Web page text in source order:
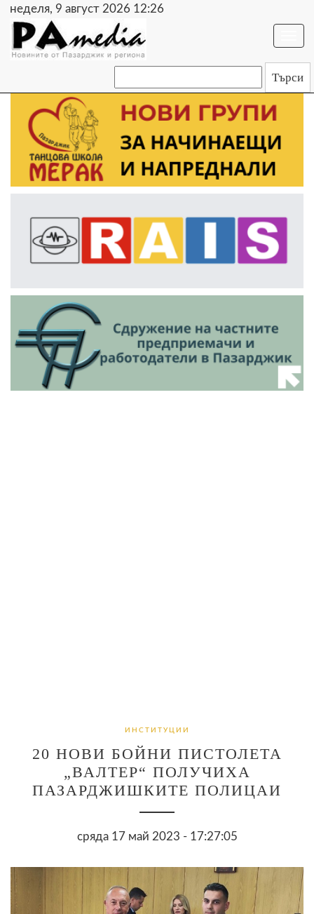
неделя, 9 август 2026 12:26
ИНСТИТУЦИИ
20 НОВИ БОЙНИ ПИСТОЛЕТА
„ВАЛТЕР“ ПОЛУЧИХА
ПАЗАРДЖИШКИТЕ ПОЛИЦАИ
сряда 17 май 2023 - 17:27:05